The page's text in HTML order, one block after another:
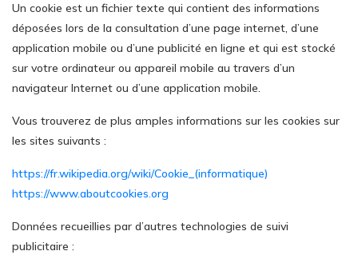
Un cookie est un fichier texte qui contient des informations
déposées lors de la consultation d’une page internet, d’une
application mobile ou d’une publicité en ligne et qui est stocké
sur votre ordinateur ou appareil mobile au travers d’un
navigateur Internet ou d’une application mobile.
Vous trouverez de plus amples informations sur les cookies sur
les sites suivants :
https://fr.wikipedia.org/wiki/Cookie_(informatique)
https://www.aboutcookies.org
Données recueillies par d’autres technologies de suivi
publicitaire :